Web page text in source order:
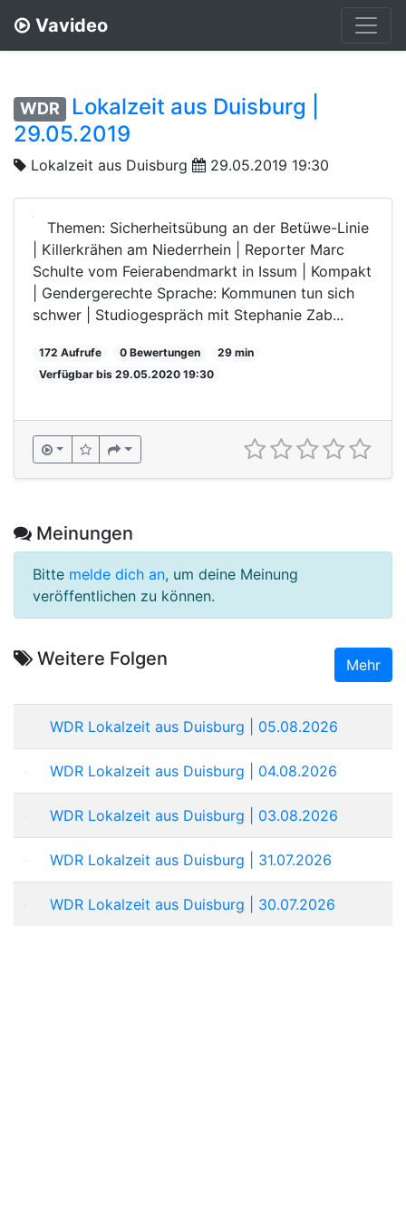
Vavideo
WDR
Lokalzeit aus Duisburg |
29.05.2019
Lokalzeit aus Duisburg 29.05.2019 19:30
Themen: Sicherheitsübung an der Betüwe-Linie
| Killerkrähen am Niederrhein | Reporter Marc
Schulte vom Feierabendmarkt in Issum | Kompakt
| Gendergerechte Sprache: Kommunen tun sich
schwer | Studiogespräch mit Stephanie Zab...
172 Aufrufe 0 Bewertungen
29 min
Verfügbar bis 29.05.2020 19:30
Meinungen
Bitte melde dich an, um deine Meinung
veröffentlichen zu können.
Weitere Folgen Mehr
WDR Lokalzeit aus Duisburg | 05.08.2026
WDR Lokalzeit aus Duisburg | 04.08.2026
WDR Lokalzeit aus Duisburg | 03.08.2026
WDR Lokalzeit aus Duisburg | 31.07.2026
WDR Lokalzeit aus Duisburg | 30.07.2026